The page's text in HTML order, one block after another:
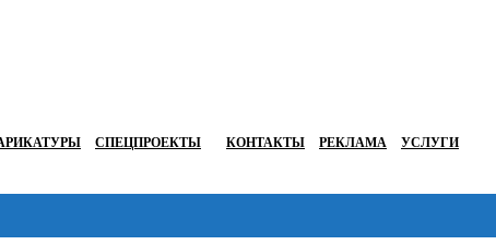
СПЕЦПРОЕКТЫ КОНТАКТЫ РЕКЛАМА УСЛУГИ